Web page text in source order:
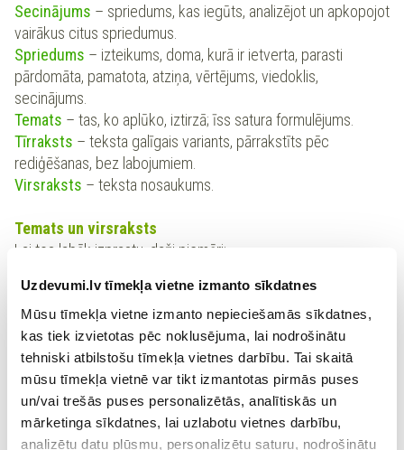
Uzdevumi.lv tīmekļa vietne izmanto sīkdatnes
Mūsu tīmekļa vietne izmanto nepieciešamās sīkdatnes,
kas tiek izvietotas pēc noklusējuma, lai nodrošinātu
tehniski atbilstošu tīmekļa vietnes darbību. Tai skaitā
mūsu tīmekļa vietnē var tikt izmantotas pirmās puses
un/vai trešās puses personalizētās, analītiskās un
mārketinga sīkdatnes, lai uzlabotu vietnes darbību,
analizētu datu plūsmu, personalizētu saturu, nodrošinātu
Secinājums – spriedums, kas iegūts, analizējot un apkopojot
vairākus citus spriedumus.
Spriedums – izteikums, doma, kurā ir ietverta, parasti
pārdomāta, pamatota, atziņa, vērtējums, viedoklis,
secinājums.
Temats – tas, ko aplūko, iztirzā; īss satura formulējums.
Tīrraksts – teksta galīgais variants, pārrakstīts pēc
rediģēšanas, bez labojumiem.
Virsraksts – teksta nosaukums.
Temats un virsraksts
Lai tos labāk izprastu, daži piemēri:
Temats: Mana mīļākā grāmata.
Virsraksts: "Stefānijas Meieres "Krēsla" – mana
mīļākā grāmata."
Temats: Ojāra Vācieša dzeja.
Virsraksts: "Man tuvās tēmas Ojāra Vācieša dzejā."